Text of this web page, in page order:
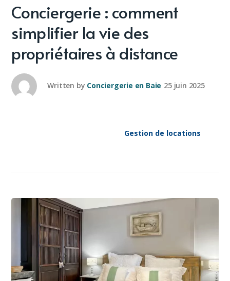
Conciergerie : comment
simplifier la vie des
propriétaires à distance
Written by Conciergerie en Baie 25 juin 2025
Gestion de locations